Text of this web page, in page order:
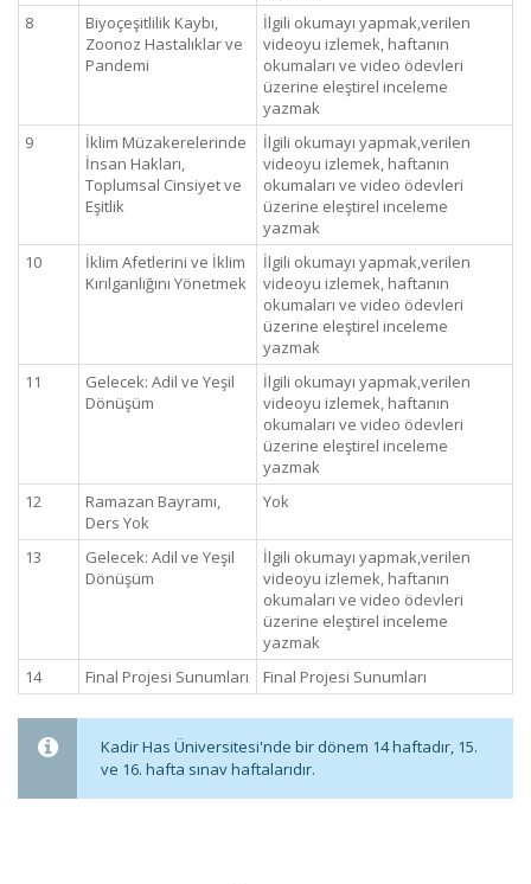
8
Biyoçeşitlilik Kaybı,
Zoonoz Hastalıklar ve
Pandemi
İlgili okumayı yapmak,verilen
videoyu izlemek, haftanın
okumaları ve video ödevleri
üzerine eleştirel inceleme
yazmak
9
İklim Müzakerelerinde
İnsan Hakları,
Toplumsal Cinsiyet ve
Eşitlik
İlgili okumayı yapmak,verilen
videoyu izlemek, haftanın
okumaları ve video ödevleri
üzerine eleştirel inceleme
yazmak
10
İklim Afetlerini ve İklim
Kırılganlığını Yönetmek
İlgili okumayı yapmak,verilen
videoyu izlemek, haftanın
okumaları ve video ödevleri
üzerine eleştirel inceleme
yazmak
11
Gelecek: Adil ve Yeşil
Dönüşüm
İlgili okumayı yapmak,verilen
videoyu izlemek, haftanın
okumaları ve video ödevleri
üzerine eleştirel inceleme
yazmak
12
Ramazan Bayramı,
Ders Yok
Yok
13
Gelecek: Adil ve Yeşil
Dönüşüm
İlgili okumayı yapmak,verilen
videoyu izlemek, haftanın
okumaları ve video ödevleri
üzerine eleştirel inceleme
yazmak
14
Final Projesi Sunumları Final Projesi Sunumları
Kadir Has Üniversitesi'nde bir dönem 14 haftadır, 15.
ve 16. hafta sınav haftalarıdır.